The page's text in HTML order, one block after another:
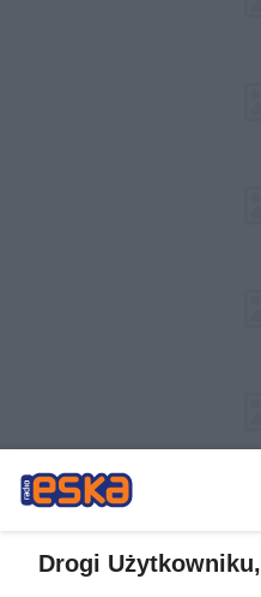
Drogi Użytkowniku,